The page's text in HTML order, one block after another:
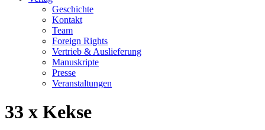
Geschichte
Kontakt
Team
Foreign Rights
Vertrieb & Auslieferung
Manuskripte
Presse
Veranstaltungen
33 x Kekse